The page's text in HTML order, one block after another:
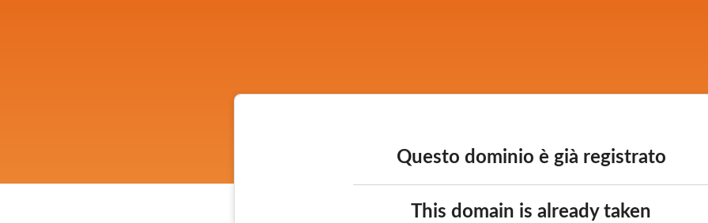
Questo dominio è già registrato
This domain is already taken